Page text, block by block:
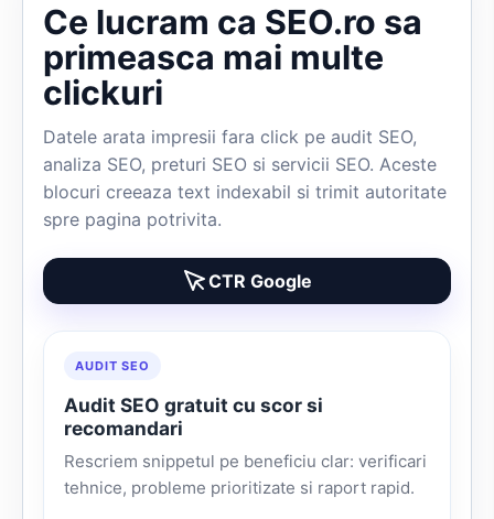
Ce lucram ca SEO.ro sa
primeasca mai multe
clickuri
Datele arata impresii fara click pe audit SEO,
analiza SEO, preturi SEO si servicii SEO. Aceste
blocuri creeaza text indexabil si trimit autoritate
spre pagina potrivita.
CTR Google
AUDIT SEO
Audit SEO gratuit cu scor si
recomandari
Rescriem snippetul pe beneficiu clar: verificari
tehnice, probleme prioritizate si raport rapid.